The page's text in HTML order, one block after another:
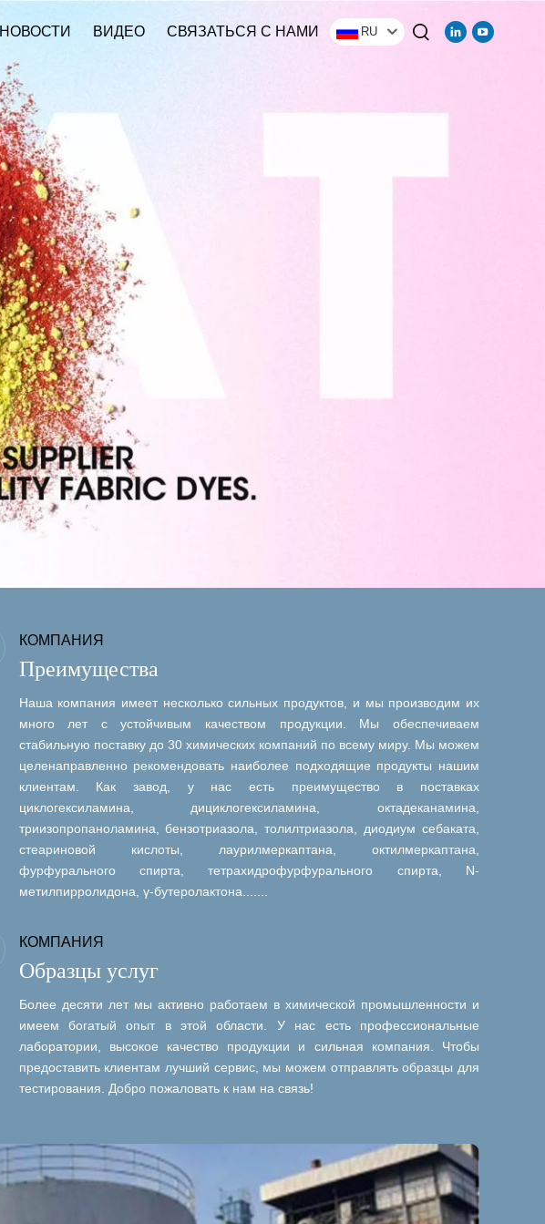
НОВОСТИ ВИДЕО СВЯЗАТЬСЯ С НАМИ RU
КОМПАНИЯ
Преимущества
Наша компания имеет несколько сильных продуктов, и мы производим их
много лет с устойчивым качеством продукции. Мы обеспечиваем
стабильную поставку до 30 химических компаний по всему миру. Мы можем
целенаправленно рекомендовать наиболее подходящие продукты нашим
клиентам. Как завод, у нас есть преимущество в поставках
циклогексиламина, дициклогексиламина, октадеканамина,
триизопропаноламина, бензотриазола, толилтриазола, диодиум себаката,
стеариновой кислоты, лаурилмеркаптана, октилмеркаптана,
фурфурального спирта, тетрахидрофурфурального спирта, N-
метилпирролидона, γ-бутеролактона.......
КОМПАНИЯ
Образцы услуг
Более десяти лет мы активно работаем в химической промышленности и
имеем богатый опыт в этой области. У нас есть профессиональные
лаборатории, высокое качество продукции и сильная компания. Чтобы
предоставить клиентам лучший сервис, мы можем отправлять образцы для
тестирования. Добро пожаловать к нам на связь!